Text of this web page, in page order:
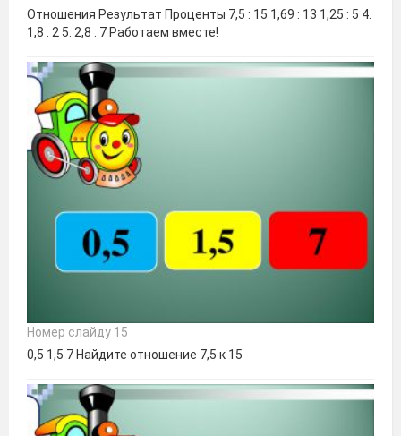
Отношения Результат Проценты 7,5 : 15 1,69 : 13 1,25 : 5 4.
1,8 : 2 5. 2,8 : 7 Работаем вместе!
Номер слайду 15
0,5 1,5 7 Найдите отношение 7,5 к 15